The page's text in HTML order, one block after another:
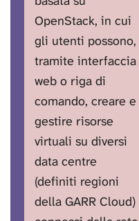
OpenStack, in cui
gli utenti possono,
tramite interfaccia
web o riga di
comando, creare e
gestire risorse
virtuali su diversi
data centre
(definiti regioni
della GARR Cloud)